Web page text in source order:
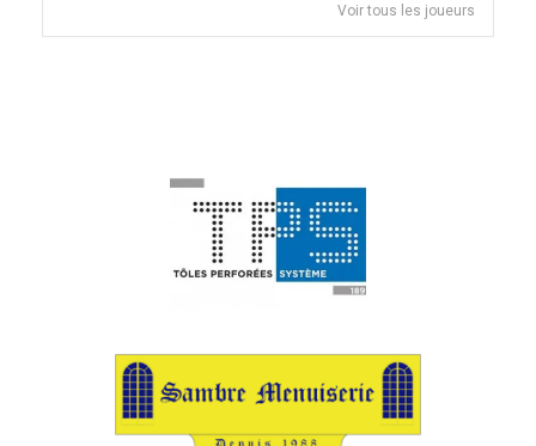
Voir tous les joueurs